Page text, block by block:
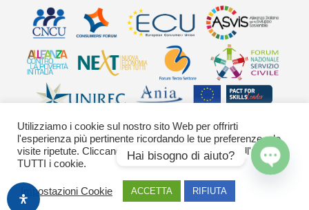
Via Palestro 11 00185 Roma - tel 06
42020755-9 federconsumatori@federconsumatori.it Ufficio stampa tel: 06
42020755 ufficiostampa@federconsumatori.it -Cookies Policy
Utilizziamo i cookie sul nostro sito Web per offrirti
l'esperienza più pertinente ricordando le tue preferenze e le
visite ripetute. Cliccando su "Accetta" acconsenti all'uso di
TUTTI i cookie.
Impostazioni Cookie ACCETTA RIFIUTA
Hai bisogno di aiuto?